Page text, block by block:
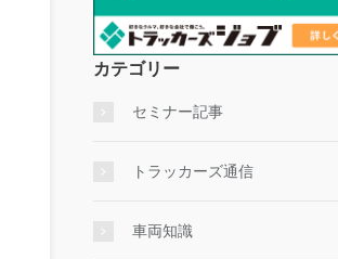
カテゴリー
セミナー記事
トラッカーズ通信
車両知識